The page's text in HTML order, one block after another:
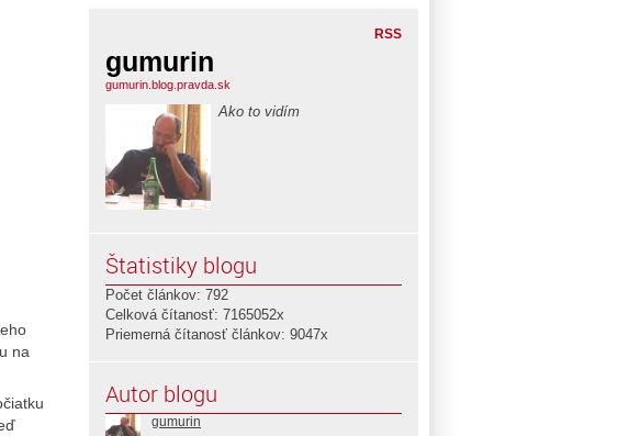
na
RSS
gumurin
gumurin.blog.pravda.sk
Ako to vidím
Štatistiky blogu
Počet článkov: 792
Celková čítanosť: 7165052x
Priemerná čítanosť článkov: 9047x
Autor blogu
gumurin